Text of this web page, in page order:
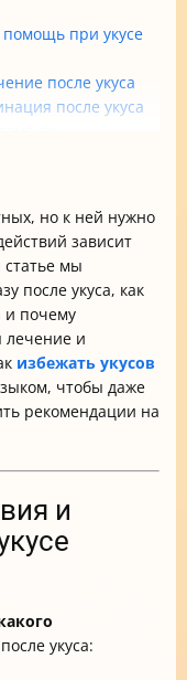
при укусе
после укуса
после укуса
по поведению
но к ней нужно
зависит
мы
после укуса, как
и почему
лечение и
избежать укусов
чтобы даже
рекомендации на
и
укуса: